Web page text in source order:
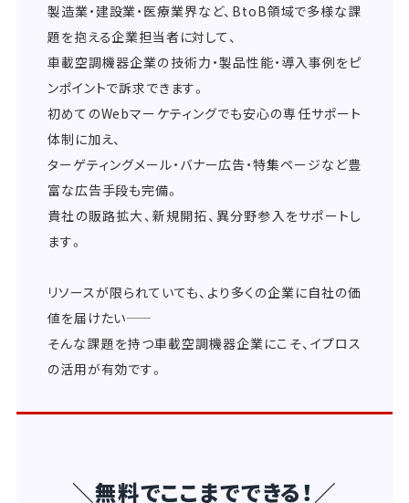
製造業・建設業・医療業界など、BtoB領域で多様な課
題を抱える企業担当者に対して、
車載空調機器企業の技術力・製品性能・導入事例をピ
ンポイントで訴求できます。
初めてのWebマーケティングでも安心の専任サポート
体制に加え、
ターゲティングメール・バナー広告・特集ページなど豊
富な広告手段も完備。
貴社の販路拡大、新規開拓、異分野参入をサポートし
ます。
リソースが限られていても、より多くの企業に自社の価
値を届けたい――
そんな課題を持つ車載空調機器企業にこそ、イプロス
の活用が有効です。
＼無料でここまでできる！／